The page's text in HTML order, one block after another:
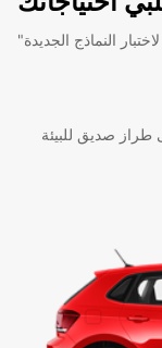
النماذج الجديدة
طراز صديق للبيئة